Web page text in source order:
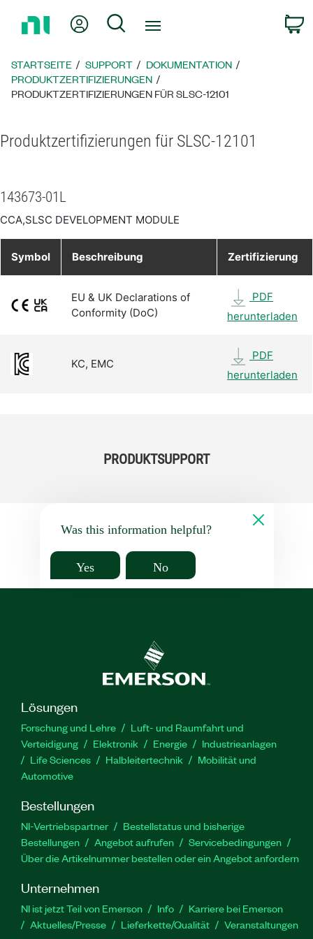
zur
Mein KontoSuche
STARTSEITE SUPPORT
DOKUMENTATION
PRODUKTZERTIFIZIERUNGEN
PRODUKTZERTIFIZIERUNGEN FÜR SLSC-12101
Produktzertifizierungen für SLSC-12101
143673-01L
CCA,SLSC DEVELOPMENT MODULE
Symbol Beschreibung Zertifizierung
EU & UK Declarations of
Conformity (DoC)
PDF
herunterladen
KC, EMC
PDF
herunterladen
PRODUKTSUPPORT
Was this information helpful?
Yes No
Lösungen
Forschung und Lehre
Luft- und Raumfahrt und
Verteidigung
Elektronik Energie
Industrieanlagen
Life Sciences
Halbleitertechnik
Mobilität und
Automotive
Bestellungen
NI-Vertriebspartner
Bestellstatus und bisherige
Bestellungen
Angebot aufrufen
Servicebedingungen
Über die Artikelnummer bestellen oder ein Angebot anfordern
Unternehmen
NI ist jetzt Teil von Emerson Info
Karriere bei Emerson
Aktuelles/Presse
Lieferkette/Qualität Veranstaltungen